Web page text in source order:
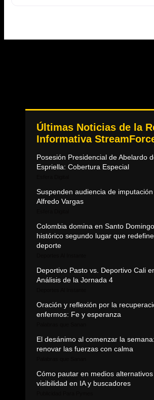
Últimas Noticias de la
Informativa
Posesión Presidencial de Abelardo
Espriella: Cobertura Especial
Suspenden audiencia de
Alfredo Vargas
Colombia domina en Santo
histórico segundo lugar que
deporte
Deportivo Pasto vs. Deportivo Cali
Análisis de la Jornada 4
Oración y reflexión por la
enfermos: Fe y esperanza
El desánimo al comenzar la
renovar las fuerzas con calma
Cómo pautar en medios
visibilidad en IA y buscadores